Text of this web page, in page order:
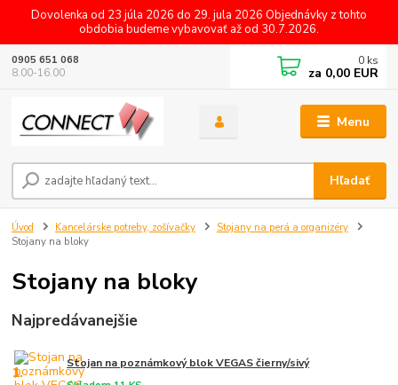
Dovolenka od 23 júla 2026 do 29. jula 2026 Objednávky z tohto
obdobia budeme vybavovať až od 30.7.2026.
Menu
Hľadať
0905 651 068
8.00-16.00
0 ks
za 0,00 EUR
Úvod Kancelárske potreby, zošívačky
Stojany na perá a organizéry
Stojany na bloky
Stojany na bloky
Najpredávanejšie
1. Stojan na poznámkový blok VEGAS čierny/sivý